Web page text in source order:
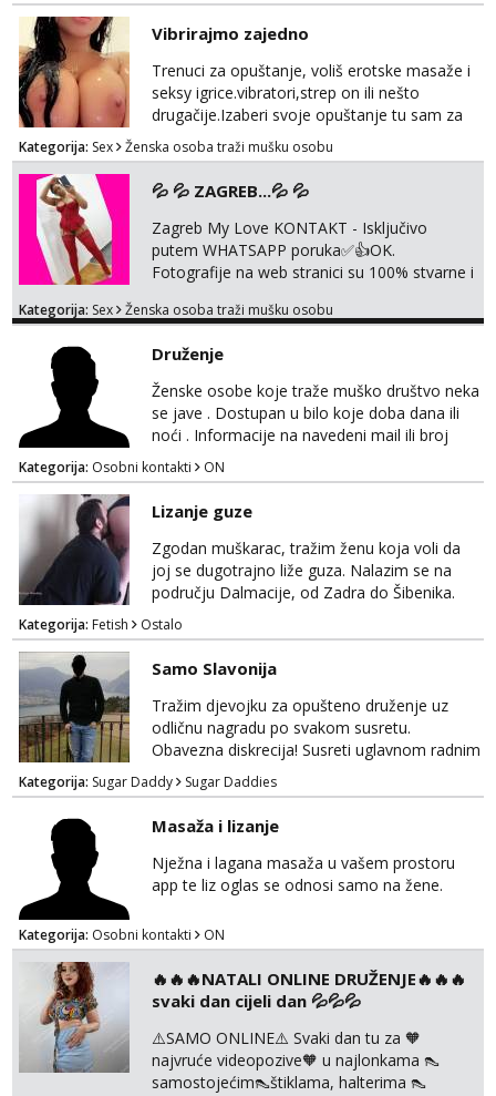
Vibrirajmo zajedno
Trenuci za opuštanje, voliš erotske masaže i
seksy igrice.vibratori,strep on ili nešto
drugačije.Izaberi svoje opuštanje tu sam za
tebe.sve info na mob 095/762-8147
Kategorija: Sex Ženska osoba traži mušku osobu
💦 💦 ZAGREB...💦 💦
Zagreb My Love KONTAKT - Isključivo
putem WHATSAPP poruka✅️👍OK.
Fotografije na web stranici su 100% stvarne i
dobrodošli! Ali informacije ću vam poslati
stanu; čista kupaonica i ručnici za vas prije ili
poslije masaže, nalazim se u centru grada. 🚫
NE POZIVI ,❌️ NE SEXCAM, ❌️NE
SEXCHATTING🚫...
Kategorija: Sex Ženska osoba traži mušku osobu
Druženje
Ženske osobe koje traže muško društvo neka
se jave . Dostupan u bilo koje doba dana ili
noći . Informacije na navedeni mail ili broj
mobitela.
Kategorija: Osobni kontakti ON
Lizanje guze
Zgodan muškarac, tražim ženu koja voli da
joj se dugotrajno liže guza. Nalazim se na
području Dalmacije, od Zadra do Šibenika.
Kategorija: Fetish Ostalo
Samo Slavonija
Tražim djevojku za opušteno druženje uz
odličnu nagradu po svakom susretu.
Obavezna diskrecija! Susreti uglavnom radnim
danima tijekom dana ali nije uvjet. Samo
Slavonija. osmarios984@gmail.com
Kategorija: Sugar Daddy Sugar Daddies
Masaža i lizanje
Nježna i lagana masaža u vašem prostoru
app te liz oglas se odnosi samo na žene.
Kategorija: Osobni kontakti ON
🔥🔥🔥NATALI ONLINE DRUŽENJE🔥🔥🔥
svaki dan cijeli dan 💦💦💦
⚠️SAMO ONLINE⚠️ Svaki dan tu za 🧡
najvruće videopozive🧡 u najlonkama 👠
samostojećim👠štiklama, halterima 👠